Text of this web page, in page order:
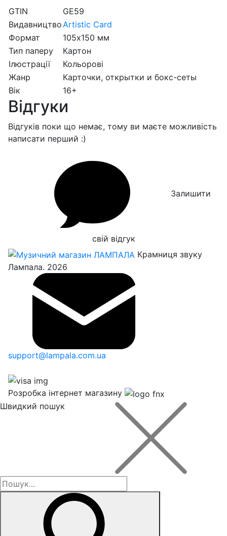
GTIN
GE59
Видавництво Artistic Card
Формат
105х150 мм
Тип паперу
Картон
Ілюстрації
Кольорові
Жанр
Карточки, открытки и бокс-сеты
Вік
16+
Відгуки
Відгуків поки що немає, тому ви маєте можливість
написати перший :)
Залишити
свій відгук
Крамниця звуку
Лампала. 2026
support@lampala.com.ua
Розробка інтернет магазину
Швидкий пошук